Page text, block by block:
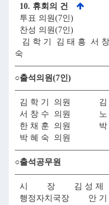
10. 휴회의 건
투표 의원(7인)
찬성 의원(7인)
김 학 기 김 태 흥 서
숙
○출석의원(7인)
김 학 기 의원 김
서 창 수 의원 노
한 채 훈 의원 박
박 혜 숙 의원
○출석공무원
시 장 김 성 제
행정자치국장 안